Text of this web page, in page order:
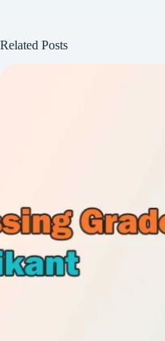
Related Posts